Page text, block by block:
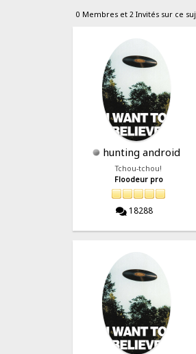
0 Membres et 2 Invités sur ce
hunting android
Tchou-tchou!
Floodeur pro
18288